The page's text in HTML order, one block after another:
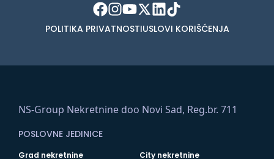
POLITIKA PRIVATNOSTIUSLOVI KORIŠĆENJA
NS-Group Nekretnine doo Novi Sad, Reg.br. 711
POSLOVNE JEDINICE
Grad nekretnine
City nekretnine